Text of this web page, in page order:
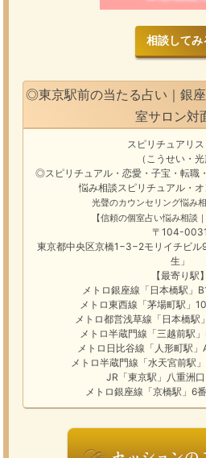
相談してみ
◎東京駅前の当たる占い｜銀
室サロン
スピリチュアリ
（こうせい・光
◎スピリチュアル・恋愛・子宝・転職
悩み相談スピリチュアル・
光聲のカウンセリング悩み
【信頼の個室占い悩み相談
〒104-0031
東京都中央区京橋1−3−2モリイチビ
生」
【最寄り駅】
メトロ銀座線「日本橋駅」
メトロ東西線「茅場町駅」
メトロ都営浅草線「日本橋駅
メトロ半蔵門線「三越前駅
メトロ日比谷線「人形町駅
メトロ半蔵門線「水天宮前駅
JR「東京駅」八重洲
メトロ銀座線「京橋駅」6